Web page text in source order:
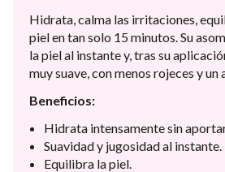
Hidrata, calma las irritaciones,
piel en tan solo 15 minutos. Su
la piel al instante y, tras su
muy suave, con menos rojeces y un
Beneficios:
Hidrata intensamente sin
Suavidad y jugosidad al instante.
Equilibra la piel.